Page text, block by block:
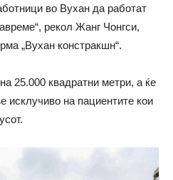
во Вухан да работат
рекол Жанг Чонгси,
„Вухан констракшн“.
25.000 квадратни метри, а ќе
исклучиво на пациентите кои